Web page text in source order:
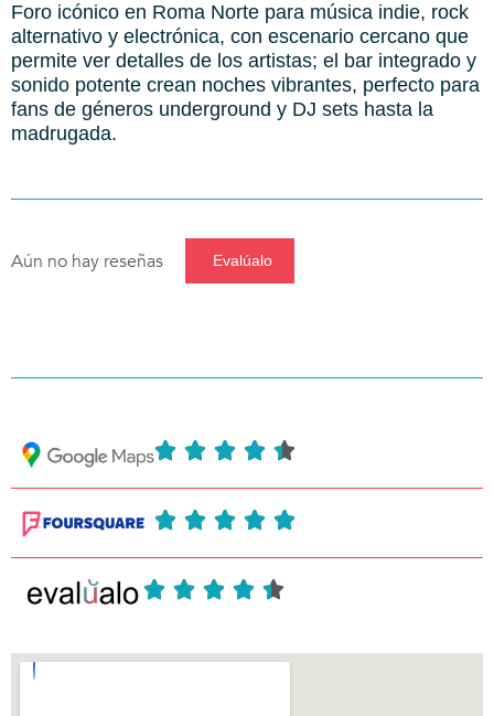
Foro icónico en Roma Norte para música indie, rock
alternativo y electrónica, con escenario cercano que
permite ver detalles de los artistas; el bar integrado y
sonido potente crean noches vibrantes, perfecto para
fans de géneros underground y DJ sets hasta la
madrugada.
Aún no hay reseñas Evalúalo